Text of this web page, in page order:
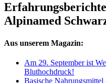
Alpinamed
Aus unserem Magazin:
Am 29. September ist
Bluthochdruck!
Basische